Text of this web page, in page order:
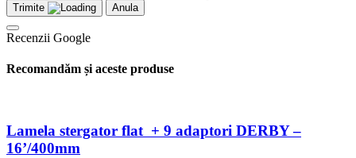
Trimite Anula
Recenzii Google
Recomandăm și aceste produse
Lamela stergator flat + 9 adaptori DERBY –
16’/400mm